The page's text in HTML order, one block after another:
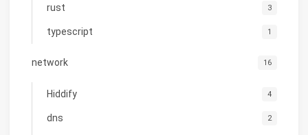
rust 3
typescript 1
network 16
Hiddify 4
dns 2